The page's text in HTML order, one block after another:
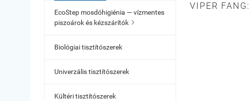
EcoStep mosdóhigiénia — vízmentes
piszoárok és kézszárítók 
Biológiai tisztítószerek
Univerzális tisztítószerek
Kültéri tisztítószerek
VIPER FANG: